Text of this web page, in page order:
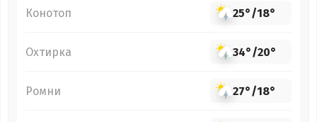
Конотоп 25°/18°
Охтирка 34°/20°
Ромни 27°/18°